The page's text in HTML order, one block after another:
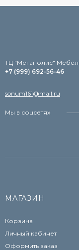
TЦ "Мегаполис"
+7 (999) 692-56-46
sonum161@mail.ru
Мы в соцсетях
МАГАЗИН
Корзина
Личный кабинет
Оформить заказ